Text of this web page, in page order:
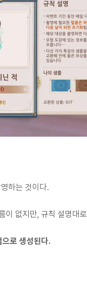
하는 것이다.
이 없지만, 규칙 설명대로
로 생성된다.